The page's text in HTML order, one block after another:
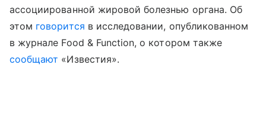
ассоциированной жировой болезнью органа. Об
этом говорится в исследовании, опубликованном
в журнале Food & Function, о котором также
сообщают «Известия».